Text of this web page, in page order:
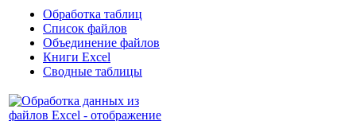
Обработка таблиц
Список файлов
Объединение файлов
Книги Excel
Сводные таблицы